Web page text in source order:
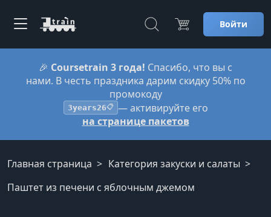
Войти
🎉 Coursetrain 3 года! Спасибо, что вы с
нами. В честь праздника дарим скидку 50% по
промокоду
3years26📋 — активируйте его
на странице пакетов
Главная страница
Категория закуски и салаты
Паштет из печени с яблочным джемом